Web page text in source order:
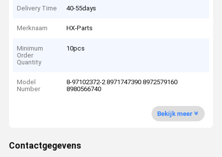
Delivery Time 40-55days
Merknaam HX-Parts
Minimum
Order
Quantity
10pcs
Model
Number
8-97102372-2 8971747390 8972579160
8980566740
Bekijk meer
Contactgegevens